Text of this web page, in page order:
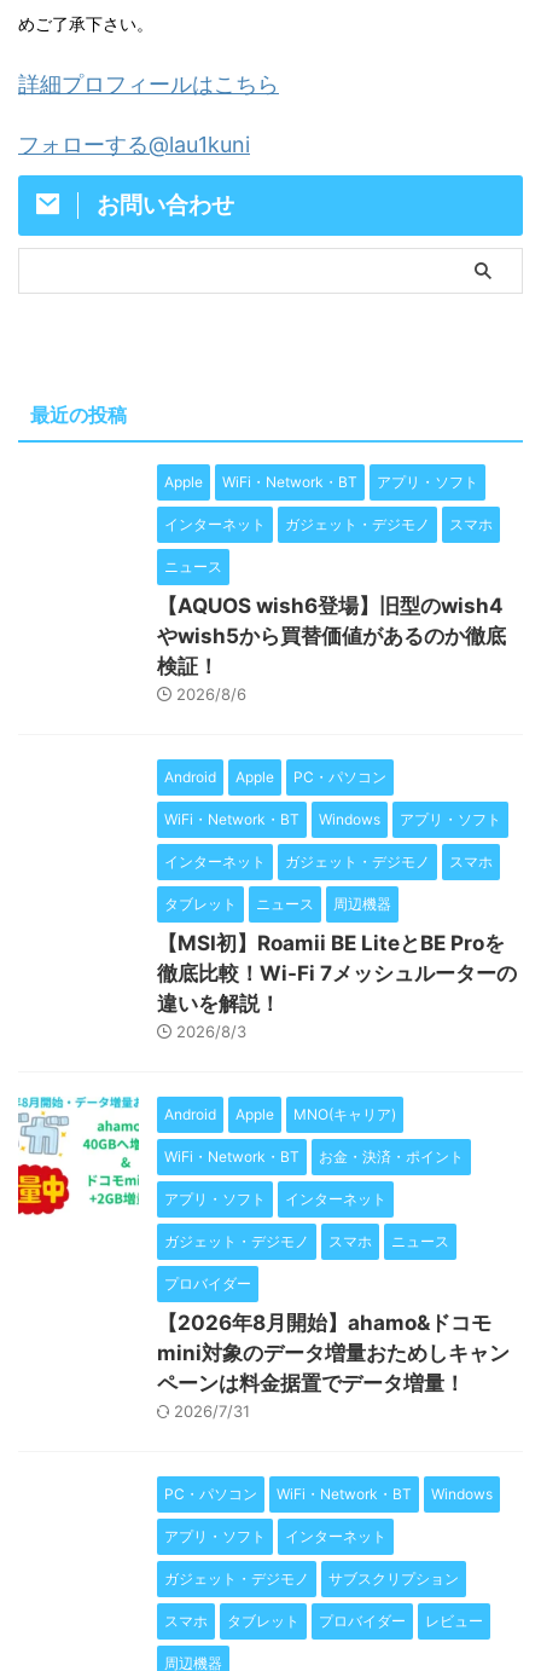
めご了承下さい。
詳細プロフィールはこちら
フォローする@lau1kuni
お問い合わせ
最近の投稿
Apple WiFi・Network・BT アプリ・ソフト
インターネット ガジェット・デジモノ スマホ
ニュース
【AQUOS wish6登場】旧型のwish4
やwish5から買替価値があるのか徹底
検証！
2026/8/6
Android Apple PC・パソコン
WiFi・Network・BT Windows アプリ・ソフト
インターネット ガジェット・デジモノ スマホ
タブレット ニュース 周辺機器
【MSI初】Roamii BE LiteとBE Proを
徹底比較！Wi-Fi 7メッシュルーターの
違いを解説！
2026/8/3
Android Apple MNO(キャリア)
WiFi・Network・BT お金・決済・ポイント
アプリ・ソフト インターネット
ガジェット・デジモノ スマホ ニュース
プロバイダー
【2026年8月開始】ahamo&ドコモ
mini対象のデータ増量おためしキャン
ペーンは料金据置でデータ増量！
2026/7/31
PC・パソコン WiFi・Network・BT Windows
アプリ・ソフト インターネット
ガジェット・デジモノ サブスクリプション
スマホ タブレット プロバイダー レビュー
周辺機器